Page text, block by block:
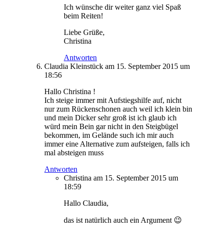
Ich wünsche dir weiter ganz viel Spaß
beim Reiten!
Liebe Grüße,
Christina
Antworten
Claudia Kleinstück am 15. September 2015 um
18:56
Hallo Christina !
Ich steige immer mit Aufstiegshilfe auf, nicht
nur zum Rückenschonen auch weil ich klein bin
und mein Dicker sehr groß ist ich glaub ich
würd mein Bein gar nicht in den Steigbügel
bekommen, im Gelände such ich mir auch
immer eine Alternative zum aufsteigen, falls ich
mal absteigen muss
Antworten
Christina am 15. September 2015 um
18:59
Hallo Claudia,
das ist natürlich auch ein Argument 😉